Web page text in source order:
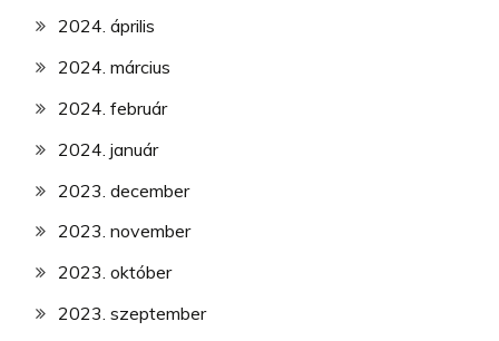
2024. április
2024. március
2024. február
2024. január
2023. december
2023. november
2023. október
2023. szeptember